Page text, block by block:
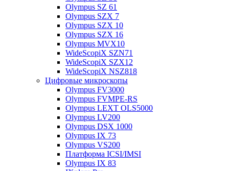
Olympus SZ 61
Olympus SZX 7
Olympus SZX 10
Olympus SZX 16
Olympus MVX10
WideScopiX SZN71
WideScopiX SZX12
WideScopiX NSZ818
Цифровые микроскопы
Olympus FV3000
Olympus FVMPE-RS
Olympus LEXT OLS5000
Olympus LV200
Olympus DSX 1000
Olympus IX 73
Olympus VS200
Платформа ICSI/IMSI
Olympus IX 83